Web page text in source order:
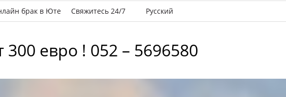
брак в Юте Свяжитесь 24/7 Русский
евро ! 052 – 5696580